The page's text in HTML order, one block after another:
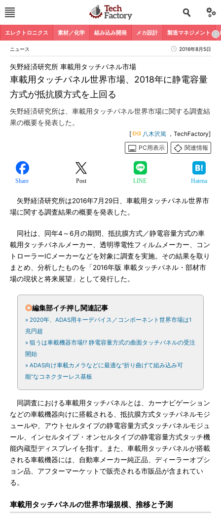
エレクトロニクス 素材／化学 組み込み開発 メカ設計 製造マネジメント
ニュース 2016年8月5日
車載用タッチパネル世界市場、2018年に静電容量
方式が抵抗膜方式を上回る
矢野経済研究所 車載用タッチパネル市場
矢野経済研究所は、車載用タッチパネル世界市場に関する調査結
果の概要を発表した。
[ 八木沢篤 ，TechFactory]
PC用表示
関連情報
Share Post LINE Hatena
矢野経済研究所は2016年7月29日、車載用タッチパネル世界市
場に関する調査結果の概要を発表した。
同社は、同年4～6月の期間、抵抗膜方式／静電容量方式の車
載用タッチパネルメーカー、透明導電性フィルムメーカー、コン
トローラーICメーカーなどを対象に調査を実施。その結果を取り
まとめ、分析したものを「2016年版 車載タッチパネル・部材市
場の現状と将来展望」として発行した。
◎編集部イチ押し関連記事
» 2020年、ADAS用キーデバイス／コンポーネント世界市場は1
兆円超
» 狙うは車載機器市場!? 静電容量方式の曲面タッチパネルの受注
開始
» ADAS向け車載カメラなどに最適な“折り曲げて組み込み可
能”なコネクターレス基板
同調査における車載用タッチパネルとは、カーナビゲーション
などの車載機器向けに搭載される、抵抗膜方式タッチパネルモジ
ュールや、アウトセルタイプの静電容量方式タッチパネルモジュ
ール、インセルタイプ・オンセルタイプの静電容量方式タッチ機
能内蔵型ディスプレイを指す。また、車載用タッチパネルが搭載
される車載機器には、自動車メーカー純正品、ディーラーオプシ
ョン品、アフターマーケットで販売される市販品が含まれてい
る。
車載用タッチパネルの世界市場規模、推移と予測